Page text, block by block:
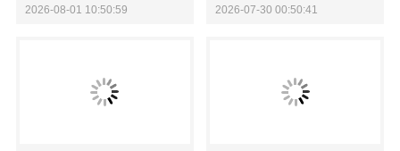
2026-08-01 10:50:59 2026-07-30 00:50:41